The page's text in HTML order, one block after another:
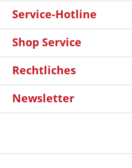
Service-Hotline
Shop Service
Rechtliches
Newsletter